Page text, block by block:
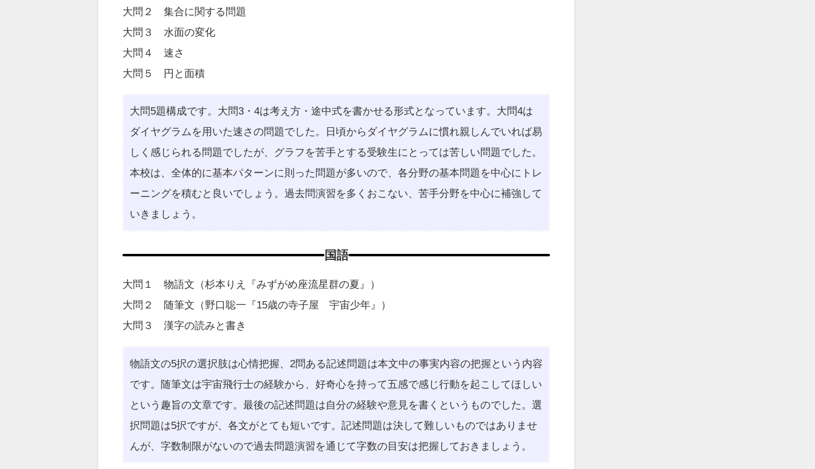
大問２ 集合に関する問題
大問３ 水面の変化
大問４ 速さ
大問５ 円と面積
大問5題構成です。大問3・4は考え方・途中式を書かせる形式となっています。大問4は
ダイヤグラムを用いた速さの問題でした。日頃からダイヤグラムに慣れ親しんでいれば易
しく感じられる問題でしたが、グラフを苦手とする受験生にとっては苦しい問題でした。
本校は、全体的に基本パターンに則った問題が多いので、各分野の基本問題を中心にトレ
ーニングを積むと良いでしょう。過去問演習を多くおこない、苦手分野を中心に補強して
いきましょう。
国語
大問１ 物語文（杉本りえ『みずがめ座流星群の夏』）
大問２ 随筆文（野口聡一『15歳の寺子屋 宇宙少年』）
大問３ 漢字の読みと書き
物語文の5択の選択肢は心情把握、2問ある記述問題は本文中の事実内容の把握という内容
です。随筆文は宇宙飛行士の経験から、好奇心を持って五感で感じ行動を起こしてほしい
という趣旨の文章です。最後の記述問題は自分の経験や意見を書くというものでした。選
択問題は5択ですが、各文がとても短いです。記述問題は決して難しいものではありませ
んが、字数制限がないので過去問題演習を通じて字数の目安は把握しておきましょう。